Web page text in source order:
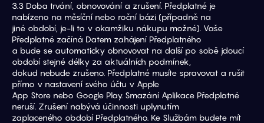
3.3 Doba trvání, obnovování a zrušení. Předplatné je
nabízeno na měsíční nebo roční bázi (případně na
jiné období, je-li to v okamžiku nákupu možné). Vaše
Předplatné začíná Datem zahájení Předplatného
a bude se automaticky obnovovat na další po sobě jdoucí
období stejné délky za aktuálních podmínek,
dokud nebude zrušeno. Předplatné musíte spravovat a rušit
přímo v nastavení svého účtu v Apple
App Store nebo Google Play. Smazání Aplikace Předplatné
neruší. Zrušení nabývá účinnosti uplynutím
zaplaceného období Předplatného. Ke Službám budete mít